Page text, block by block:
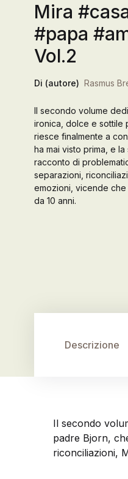
Bambini
L’Edicola & eventi
Galleria d’Arte
Contattaci
Mira
#papa
Vol.2
Di (autore) Rasmus
Il secondo volume
ironica, dolce e sottile
riesce finalmente a
ha mai visto prima, e
racconto di
separazioni,
emozioni, vicende che
da 10 anni.
Descrizione
Il secondo
padre Bjorn,
riconciliazioni,